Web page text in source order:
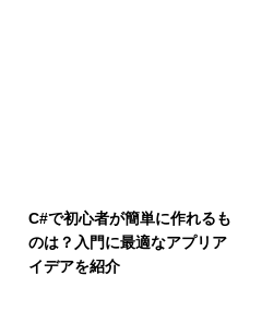
C#で初心者が簡単に作れるも
のは？入門に最適なアプリア
イデアを紹介